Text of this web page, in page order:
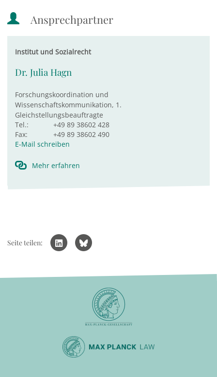
Ansprechpartner
Institut und Sozialrecht
Dr. Julia Hagn
Forschungskoordination und
Wissenschaftskommunikation, 1.
Gleichstellungsbeauftragte
Tel.:
+49 89 38602 428
Fax:
+49 89 38602 490
E-Mail schreiben
Mehr erfahren
Seite teilen: